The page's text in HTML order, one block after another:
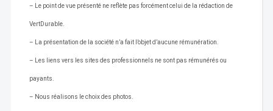
– Le point de vue présenté ne reflète pas forcément celui de la rédaction de
VertDurable.
– La présentation de la société n’a fait l’objet d’aucune rémunération.
– Les liens vers les sites des professionnels ne sont pas rémunérés ou
payants.
– Nous réalisons le choix des photos.